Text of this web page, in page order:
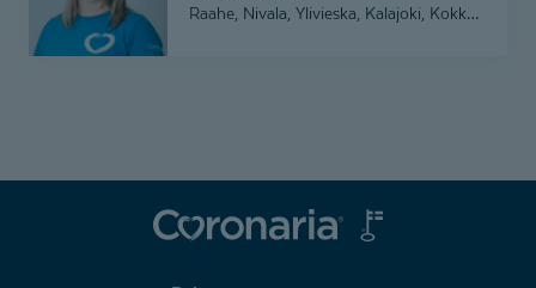
Raahe, Nivala, Ylivieska, Kalajoki, Kokkola
Coronaria